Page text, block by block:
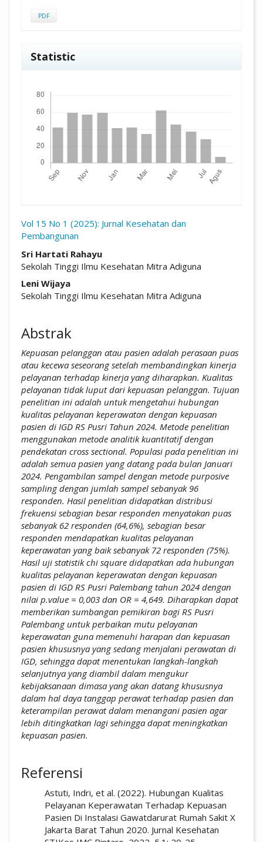
PDF
Statistic
Vol 15 No 1 (2025): Jurnal Kesehatan dan
Pembangunan
Sri Hartati Rahayu
Sekolah Tinggi Ilmu Kesehatan Mitra Adiguna
Leni Wijaya
Sekolah Tinggi Ilmu Kesehatan Mitra Adiguna
Abstrak
Kepuasan pelanggan atau pasien adalah perasaan puas
atau kecewa seseorang setelah membandingkan kinerja
pelayanan terhadap kinerja yang diharapkan. Kualitas
pelayanan tidak luput dari kepuasan pelanggan. Tujuan
penelitian ini adalah untuk mengetahui hubungan
kualitas pelayanan keperawatan dengan kepuasan
pasien di IGD RS Pusri Tahun 2024. Metode penelitian
menggunakan metode analitik kuantitatif dengan
pendekatan cross sectional. Populasi pada penelitian ini
adalah semua pasien yang datang pada bulan Januari
2024. Pengambilan sampel dengan metode purposive
sampling dengan jumlah sampel sebanyak 96
responden. Hasil penelitian didapatkan distribusi
frekuensi sebagian besar responden menyatakan puas
sebanyak 62 responden (64,6%), sebagian besar
responden mendapatkan kualitas pelayanan
keperawatan yang baik sebanyak 72 responden (75%).
Hasil uji statistik chi square didapatkan ada hubungan
kualitas pelayanan keperawatan dengan kepuasan
pasien di IGD RS Pusri Palembang tahun 2024 dengan
nilai p.value = 0,003 dan OR = 4,649. Diharapkan dapat
memberikan sumbangan pemikiran bagi RS Pusri
Palembang untuk perbaikan mutu pelayanan
keperawatan guna memenuhi harapan dan kepuasan
pasien khususnya yang sedang menjalani perawatan di
IGD, sehingga dapat menentukan langkah-langkah
selanjutnya yang diambil dalam mengukur
kebijaksanaan dimasa yang akan datang khususnya
dalam hal daya tanggap perawat terhadap pasien dan
keterampilan perawat dalam menangani pasien agar
lebih ditingkatkan lagi sehingga dapat meningkatkan
kepuasan pasien.
Referensi
Astuti, Indri, et al. (2022). Hubungan Kualitas
Pelayanan Keperawatan Terhadap Kepuasan
Pasien Di Instalasi Gawatdarurat Rumah Sakit X
Jakarta Barat Tahun 2020. Jurnal Kesehatan